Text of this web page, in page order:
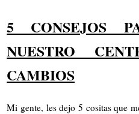
5 CONSEJOS
NUESTRO
CAMBIOS
Mi gente, les dejo 5 cositas que